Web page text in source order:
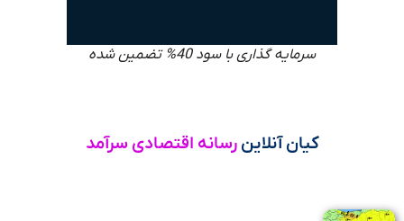
سرمایه گذاری با سود 40% تضمین شده
کیان آنلاین رسانه اقتصادی سرآمد